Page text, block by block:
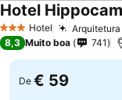
3 EstrelasHotel
Hotel
8,3 Muito boa 741
De € 59